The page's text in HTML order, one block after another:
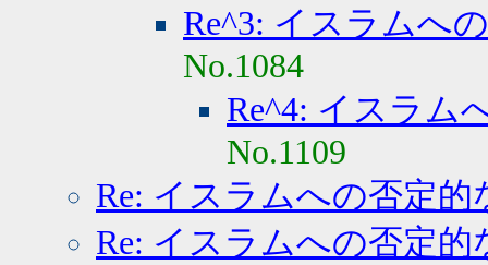
Re^3: イスラムへ
No.1084
Re^4: イスラム
No.1109
Re: イスラムへの否定的
Re: イスラムへの否定的